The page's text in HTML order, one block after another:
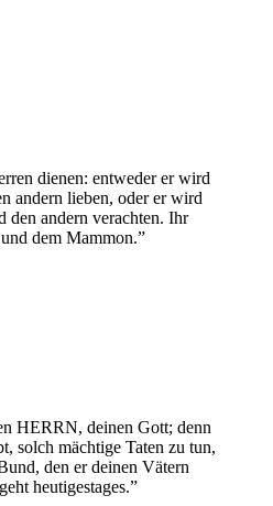
dienen: entweder er wird
andern lieben, oder er wird
den andern verachten. Ihr
dem Mammon.”
HERRN, deinen Gott; denn
solch mächtige Taten zu tun,
den er deinen Vätern
heutigestages.”